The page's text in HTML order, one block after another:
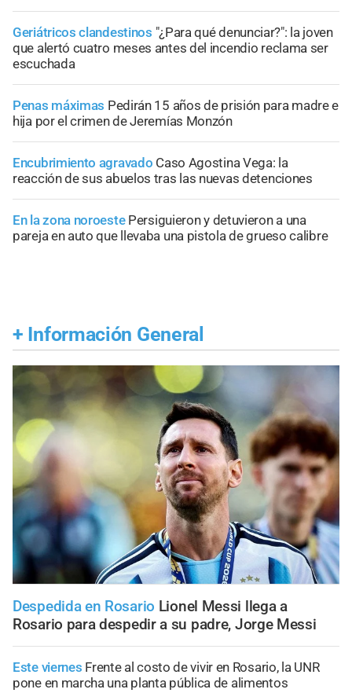
Geriátricos clandestinos "¿Para qué denunciar?": la joven
que alertó cuatro meses antes del incendio reclama ser
escuchada
Penas máximas Pedirán 15 años de prisión para madre e
hija por el crimen de Jeremías Monzón
Encubrimiento agravado Caso Agostina Vega: la
reacción de sus abuelos tras las nuevas detenciones
En la zona noroeste Persiguieron y detuvieron a una
pareja en auto que llevaba una pistola de grueso calibre
+ Información General
Despedida en Rosario Lionel Messi llega a
Rosario para despedir a su padre, Jorge Messi
Este viernes Frente al costo de vivir en Rosario, la UNR
pone en marcha una planta pública de alimentos